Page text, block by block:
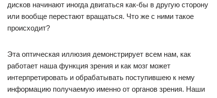
дисков начинают иногда двигаться как-бы в другую сторону
или вообще перестают вращаться. Что же с ними такое
происходит?
Эта оптическая иллюзия демонстрирует всем нам, как
работает наша функция зрения и как мозг может
интерпретировать и обрабатывать поступившею к нему
информацию получаемую именно от органов зрения. Наши